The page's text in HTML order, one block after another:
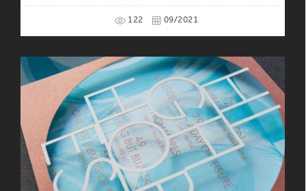
122 09/2021